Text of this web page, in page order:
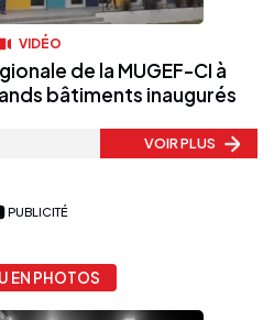
VIDÉO
de la MUGEF-CI à
bâtiments inaugurés
VOIR PLUS
PUBLICITÉ
EN PHOTOS